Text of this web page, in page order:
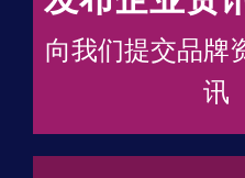
向我们提交品牌
讯